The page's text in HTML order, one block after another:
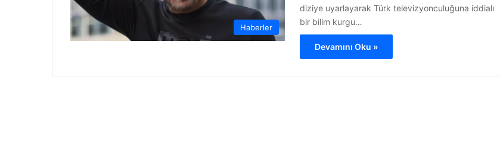
Haberler
diziye uyarlayarak Türk televizyonculuğuna iddialı
bir bilim kurgu…
Devamını Oku »